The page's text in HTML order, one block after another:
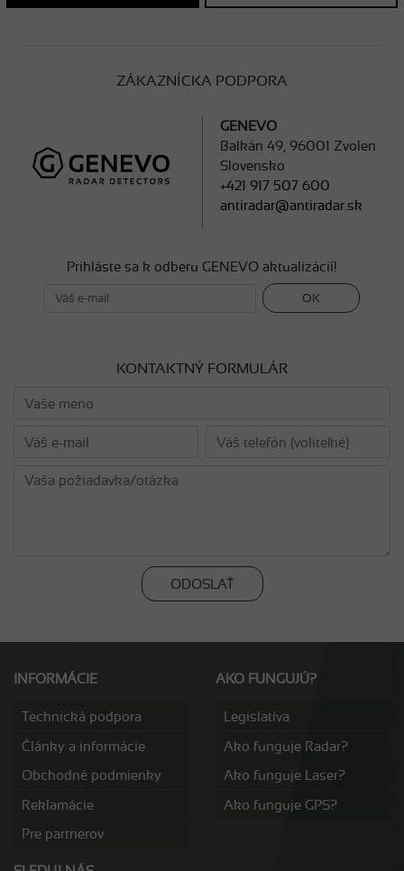
ZÁKAZNÍCKA PODPORA
GENEVO
Balkán 49, 96001 Zvolen
Slovensko
+421 917 507 600
antiradar@antiradar.sk
Prihláste sa k odberu GENEVO aktualizácií!
OK
KONTAKTNÝ FORMULÁR
ODOSLAŤ
INFORMÁCIE
Technická podpora
Články a informácie
Obchodné podmienky
Reklamácie
Pre partnerov
AKO FUNGUJÚ?
Legislatíva
Ako funguje Radar?
Ako funguje Laser?
Ako funguje GPS?